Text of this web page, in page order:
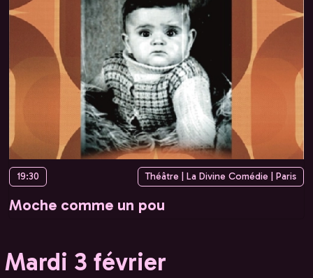
19:30 Théâtre | La Divine Comédie | Paris
Moche comme un pou
Mardi 3 février